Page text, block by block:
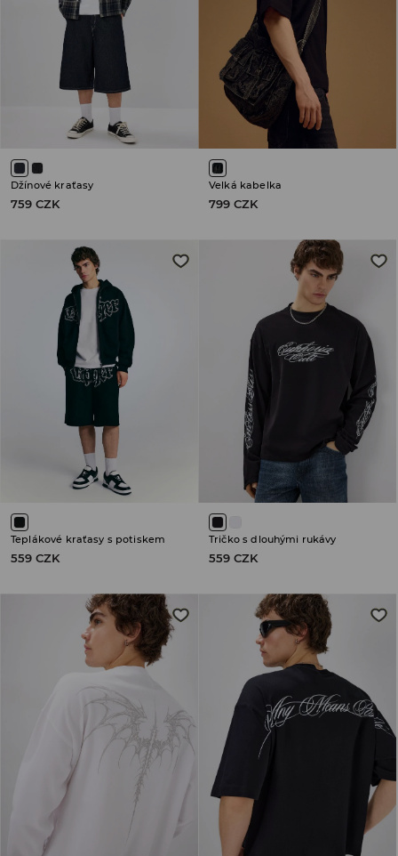
Džínové kraťasy
759 CZK
Velká kabelka
799 CZK
Teplákové kraťasy s potiskem
559 CZK
Tričko s dlouhými rukávy
559 CZK